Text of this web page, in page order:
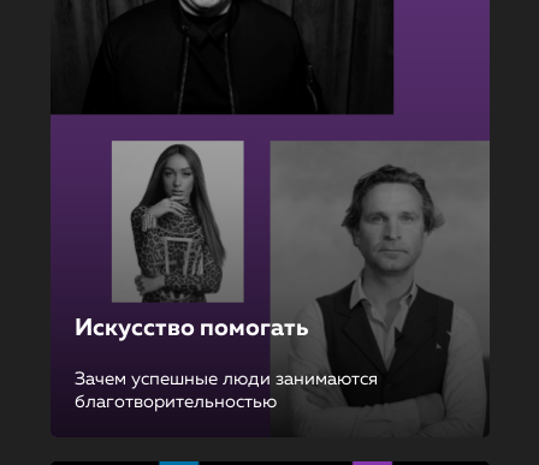
Искусство помогать
Зачем успешные люди занимаются
благотворительностью